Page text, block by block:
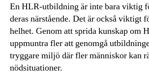
En HLR-utbildning är inte bara viktig
deras närstående. Det är också viktigt
helhet. Genom att sprida kunskap om
uppmuntra fler att genomgå
tryggare miljö där fler människor kan
nödsituationer.